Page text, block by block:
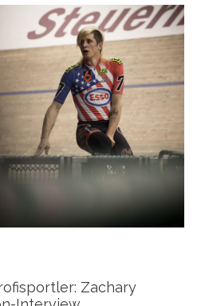
Zachary